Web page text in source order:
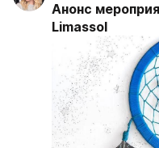
Анонс
Limassol